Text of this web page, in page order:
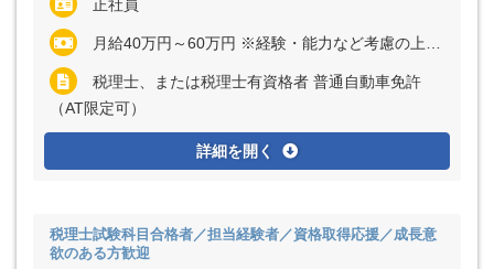
正社員
月給40万円～60万円 ※経験・能力など考慮の上、決定いたします ※上記に固定残業代（月20時間分＝5万円～8万円）を含む ※超過分は別途支給
税理士、または税理士有資格者 普通自動車免許
（AT限定可）
詳細を開く
税理士試験科目合格者／担当経験者／資格取得応援／成長意
欲のある方歓迎